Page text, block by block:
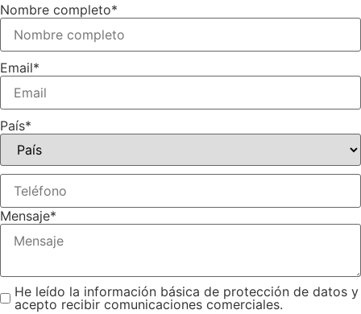
Nombre completo*
Email*
País*
Mensaje*
He leído la información básica de protección de datos y
acepto recibir comunicaciones comerciales.